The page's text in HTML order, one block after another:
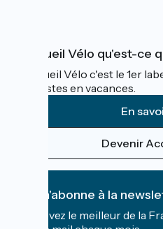
Accueil Vélo qu'est-ce
Accueil Vélo c'est le 1er
cyclistes en vacances.
En
Devenir
Je m'abonne à la
Recevez le meilleur de la